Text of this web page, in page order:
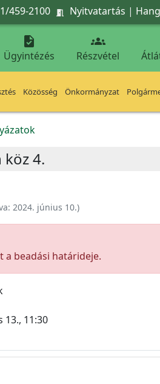
459-2100  Nyitvatartás |

Ügyintézés

Részvétel
Közösség Önkormányzat
köz 4.
2024. június 10.)
a beadási határideje.
13., 11:30